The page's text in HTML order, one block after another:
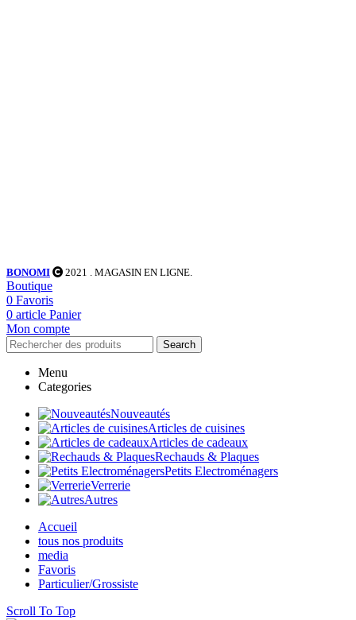
BONOMI 2021 . MAGASIN EN LIGNE.
Boutique
0 Favoris
0 article Panier
Mon compte
Search
Menu
Categories
Nouveautés
Articles de cuisines
Articles de cadeaux
Rechauds & Plaques
Petits Electroménagers
Verrerie
Autres
Accueil
tous nos produits
media
Favoris
Particulier/Grossiste
Scroll To Top